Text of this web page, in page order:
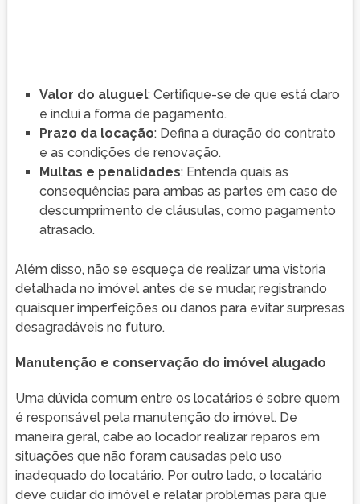
Valor do aluguel: Certifique-se de que está claro
e inclui a forma de pagamento.
Prazo da locação: Defina a duração do contrato
e as condições de renovação.
Multas e penalidades: Entenda quais as
consequências para ambas as partes em caso de
descumprimento de cláusulas, como pagamento
atrasado.
Além disso, não se esqueça de realizar uma vistoria
detalhada no imóvel antes de se mudar, registrando
quaisquer imperfeições ou danos para evitar surpresas
desagradáveis no futuro.
Manutenção e conservação do imóvel alugado
Uma dúvida comum entre os locatários é sobre quem
é responsável pela manutenção do imóvel. De
maneira geral, cabe ao locador realizar reparos em
situações que não foram causadas pelo uso
inadequado do locatário. Por outro lado, o locatário
deve cuidar do imóvel e relatar problemas para que